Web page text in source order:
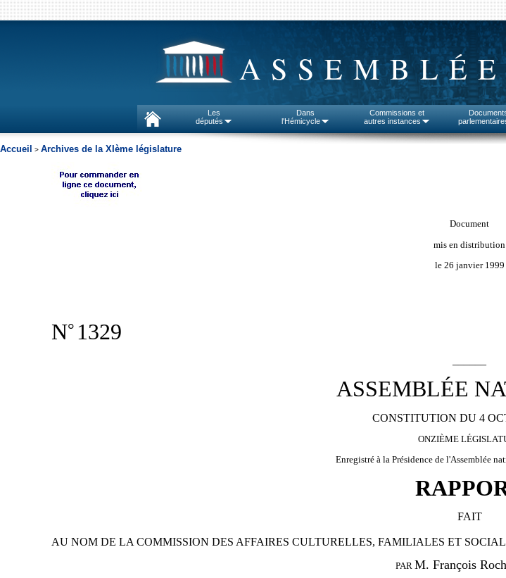
Les
députés
Dans
l'Hémicycle
Commissions et
autres instances
Accueil > Archives de la XIème législature
Document
mis en distribution
le 26 janvier 1999
N° 1329
ASSEMBLÉE
CONSTITUTION DU 4
ONZIÈME
Enregistré à la Présidence de l'Assemblée
FAIT
AU NOM DE LA COMMISSION DES AFFAIRES CULTURELLES, FAMILIALES ET
PAR M. François